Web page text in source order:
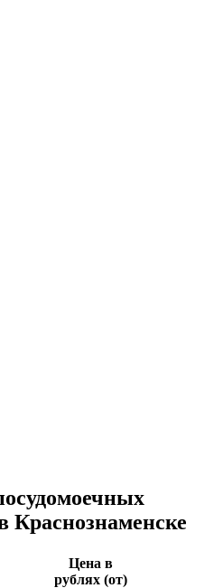
Цена в
рублях (от)